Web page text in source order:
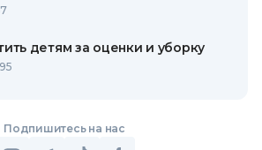
детям за оценки и уборку
Подпишитесь на нас